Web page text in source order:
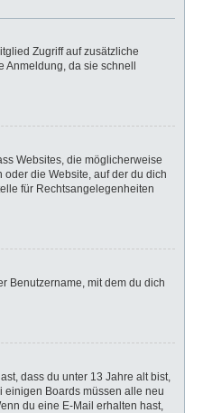
Zugriff auf zusätzliche
da sie schnell
Websites, die möglicherweise
die Website, auf der du dich
für Rechtsangelegenheiten
Benutzername, mit dem du dich
dass du unter 13 Jahre alt bist,
einigen Boards müssen alle neu
du eine E-Mail erhalten hast,